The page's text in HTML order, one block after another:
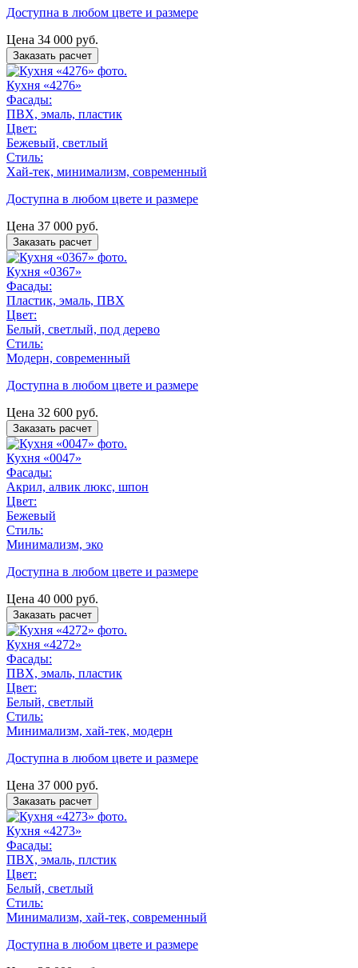
Доступна в любом цвете и размере
Цена 34 000 руб.
Заказать расчет
Кухня «4276»
Фасады:
ПВХ, эмаль, пластик
Цвет:
Бежевый, светлый
Стиль:
Хай-тек, минимализм, современный
Доступна в любом цвете и размере
Цена 37 000 руб.
Заказать расчет
Кухня «0367»
Фасады:
Пластик, эмаль, ПВХ
Цвет:
Белый, светлый, под дерево
Стиль:
Модерн, современный
Доступна в любом цвете и размере
Цена 32 600 руб.
Заказать расчет
Кухня «0047»
Фасады:
Акрил, алвик люкс, шпон
Цвет:
Бежевый
Стиль:
Минимализм, эко
Доступна в любом цвете и размере
Цена 40 000 руб.
Заказать расчет
Кухня «4272»
Фасады:
ПВХ, эмаль, пластик
Цвет:
Белый, светлый
Стиль:
Минимализм, хай-тек, модерн
Доступна в любом цвете и размере
Цена 37 000 руб.
Заказать расчет
Кухня «4273»
Фасады:
ПВХ, эмаль, плстик
Цвет:
Белый, светлый
Стиль:
Минимализм, хай-тек, современный
Доступна в любом цвете и размере